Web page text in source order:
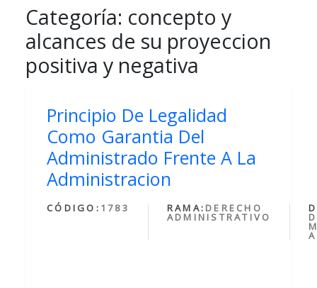
Categoría: concepto y
alcances de su proyeccion
positiva y negativa
Principio De Legalidad
Como Garantia Del
Administrado Frente A La
Administracion
CÓDIGO: 1783 RAMA: DERECHO
ADMINISTRATIVO